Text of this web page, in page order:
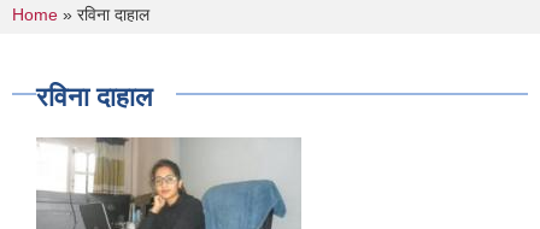
You are here
Home » रविना दाहाल
रविना दाहाल